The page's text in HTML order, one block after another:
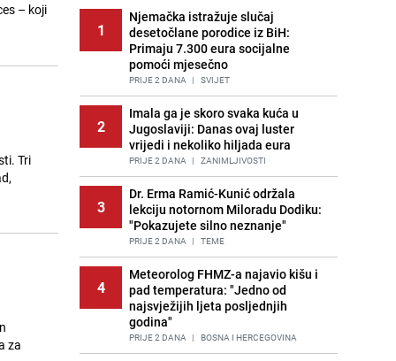
– koji
Tri
za
1
Njemačka istražuje slučaj
desetočlane porodice iz BiH:
Primaju 7.300 eura socijalne
pomoći mjesečno
PRIJE 2 DANA | SVIJET
2
Imala ga je skoro svaka kuća u
Jugoslaviji: Danas ovaj luster
vrijedi i nekoliko hiljada eura
PRIJE 2 DANA | ZANIMLJIVOSTI
3
Dr. Erma Ramić-Kunić održala
lekciju notornom Miloradu Dodiku:
"Pokazujete silno neznanje"
PRIJE 2 DANA | TEME
4
Meteorolog FHMZ-a najavio kišu i
pad temperatura: "Jedno od
najsvježijih ljeta posljednjih
godina"
PRIJE 2 DANA | BOSNA I HERCEGOVINA